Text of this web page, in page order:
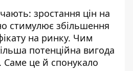
зростання цін на
стимулює збільшення
на ринку. Чим
потенційна вигода
Саме це й спонукало